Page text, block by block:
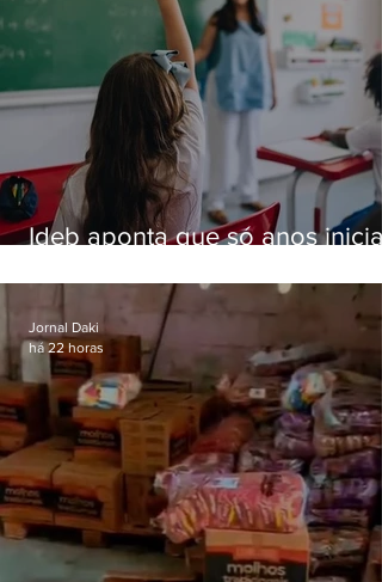
Ideb aponta que só anos
educação
Jornal Daki
há 22 horas